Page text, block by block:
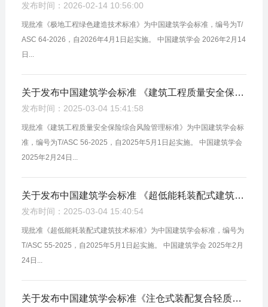
发布时间：2026-02-14 10:56:00
现批准《极地工程绿色建造技术标准》为中国建筑学会标准，编号为T/
ASC 64-2026，自2026年4月1日起实施。 中国建筑学会 2026年2月14
日...
关于发布中国建筑学会标准 《建筑工程质量安全保险综合风险管理标准》的公告
发布时间：2025-03-04 15:41:58
现批准《建筑工程质量安全保险综合风险管理标准》为中国建筑学会标
准，编号为T/ASC 56-2025，自2025年5月1日起实施。 中国建筑学会
2025年2月24日...
关于发布中国建筑学会标准 《超低能耗装配式建筑技术标准》的公告
发布时间：2025-03-04 15:40:54
现批准《超低能耗装配式建筑技术标准》为中国建筑学会标准，编号为
T/ASC 55-2025，自2025年5月1日起实施。 中国建筑学会 2025年2月
24日...
关于发布中国建筑学会标准《注仓式装配复合轻质墙体应用技术标准》的公告